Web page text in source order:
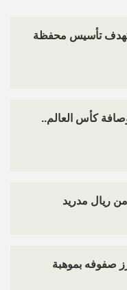
تستهدف تأسيس محفظة
وصافة كأس العالم..
ريال مدريد
صفوفه بموهبة